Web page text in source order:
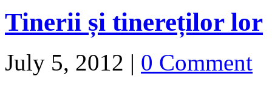
Tinerii și tinereților lor
July 5, 2012 | 0 Comment